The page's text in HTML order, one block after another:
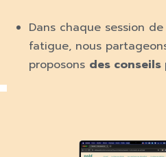
Dans chaque session
fatigue, nous
proposons des